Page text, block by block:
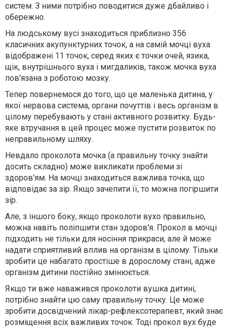
систем. З ними потрібно поводитися дуже дбайливо і
обережно.
На людському вусі знаходиться приблизно 356
класичних акупунктурних точок, а на самій мочці вуха
відображені 11 точок, серед яких є точки очей, язика,
щік, внутрішнього вуха і мигдаликів, також мочка вуха
пов'язана з роботою мозку.
Тепер повернемося до того, що це маленька дитина, у
якої нервова система, органи почуттів і весь організм в
цілому перебувають у стані активного розвитку. Будь-
яке втручання в цей процес може пустити розвиток по
неправильному шляху.
Невдало проколота мочка (а правильну точку знайти
досить складно) може викликати проблеми зі
здоров'ям. На мочці знаходиться важлива точка, що
відповідає за зір. Якщо зачепити її, то можна погіршити
зір.
Але, з іншого боку, якщо проколоти вухо правильно,
можна навіть поліпшити стан здоров'я. Прокол в мочці
підходить не тільки для носіння прикраси, але й може
надати сприятливий вплив на організм в цілому. Тільки
зробити це набагато простіше в дорослому стані, адже
організм дитини постійно змінюється.
Якщо ти вже наважився проколоти вушка дитині,
потрібно знайти цю саму правильну точку. Це може
зробити досвідчений лікар-рефлексотерапевт, який знає
розміщення всіх важливих точок. Тоді прокол вух буде